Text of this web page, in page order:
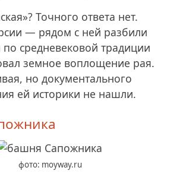
Точного ответа нет.
— рядом с ней разбили
средневековой традиции
земное воплощение рая.
но документального
ей историки не нашли.
фото: moyway.ru